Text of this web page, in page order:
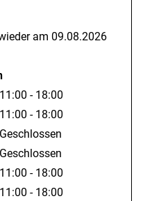
Stube mit Kamin:
hängend, bildet den
in Ofterschwang
mitten drin (im
am 09.08.2026
11:00 - 18:00
11:00 - 18:00
Geschlossen
Geschlossen
11:00 - 18:00
11:00 - 18:00